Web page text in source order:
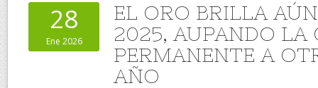
28
Ene 2026
EL ORO BRILLA
2025, AUPANDO LA
PERMANENTE A
AÑO